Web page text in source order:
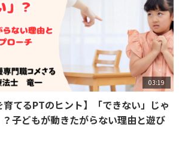
03:19
育てるPTのヒント】「できない」じゃ
子どもが動きたがらない理由と遊び